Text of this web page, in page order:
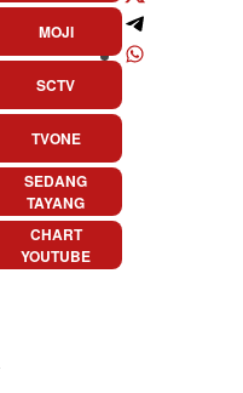
MOJI
SCTV
TVONE
SEDANG
TAYANG
CHART
YOUTUBE